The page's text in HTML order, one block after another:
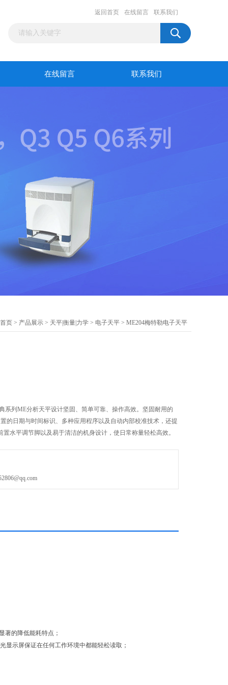
返回首页 在线留言 联系我们
在线留言 联系我们
首页 > 产品展示 > 天平|衡量|力学 > 电子天平 > ME204梅特勒电子天平
系列ME分析天平设计坚固、简单可靠、操作高效。坚固耐用的
的日期与时间标识、多种应用程序以及自动内部校准技术，还提
水平调节脚以及易于清洁的机身设计，使日常称量轻松高效。
著的降低能耗特点；
显示屏保证在任何工作环境中都能轻松读取；